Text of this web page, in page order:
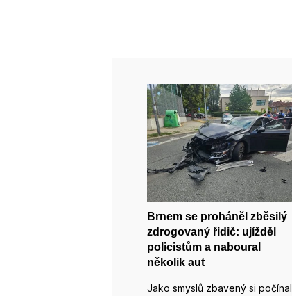
Brnem se proháněl zběsilý
zdrogovaný řidič: ujížděl
policistům a naboural
několik aut
Jako smyslů zbavený si počínal